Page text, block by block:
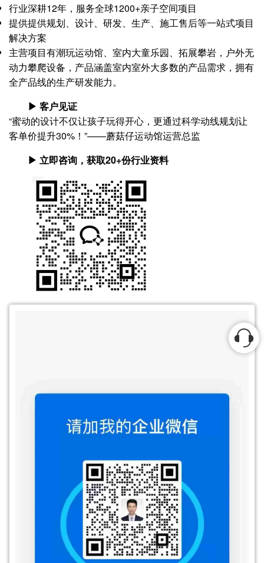
行业深耕12年，服务全球1200+亲子空间项目
提供提供规划、设计、研发、生产、施工售后等一站式项目
解决方案
主营项目有潮玩运动馆、室内大童乐园、拓展攀岩，户外无
动力攀爬设备，产品涵盖室内室外大多数的产品需求，拥有
全产品线的生产研发能力。
▶ 客户见证
“蜜动的设计不仅让孩子玩得开心，更通过科学动线规划让
客单价提升30%！”——蘑菇仔运动馆运营总监
▶ 立即咨询，获取20+份行业资料